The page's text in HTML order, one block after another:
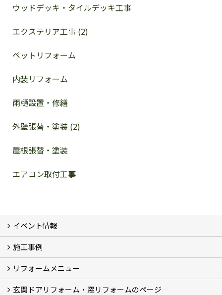
ウッドデッキ・タイルデッキ工事
エクステリア工事 (2)
ペットリフォーム
内装リフォーム
雨樋設置・修繕
外壁張替・塗装 (2)
屋根張替・塗装
エアコン取付工事
イベント情報
イベント予告
イベント報告
施工事例
フォトギャラリー
BeforeAfter (29)
お客様の声
リフォームメニュー
リフォームの流れ
窓リフォーム (3)
玄関ドアリフォーム (2)
キッチンリフォーム (4)
浴室リフォーム (3)
トイレリフォーム (5)
洗面リフォーム (2)
マンションリフォーム (3)
収納リフォーム
カーポート工事
風除室工事
ウッドデッキ・タイルデッキ工事
エクステリア工事 (2)
内装リフォーム
雨樋設置・修繕
外壁張替・塗装 (2)
エアコン取付工事
玄関ドアリフォーム・窓リフォームのページ